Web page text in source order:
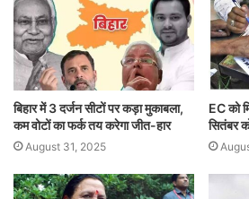
बिहार में 3 दर्जन सीटों पर कड़ा मुकाबला,
कम वोटों का फर्क तय करेगा जीत-हार
August 31, 2025
EC को
सितंबर